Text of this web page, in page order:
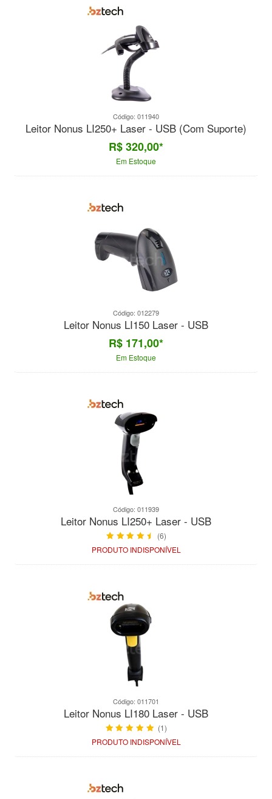
Código: 011940
Leitor Nonus LI250+ Laser - USB (Com Suporte)
R$ 320,00*
Em Estoque
Código: 012279
Leitor Nonus LI150 Laser - USB
R$ 171,00*
Em Estoque
Código: 011939
Leitor Nonus LI250+ Laser - USB
(6)
PRODUTO INDISPONÍVEL
Código: 011701
Leitor Nonus LI180 Laser - USB
(1)
PRODUTO INDISPONÍVEL